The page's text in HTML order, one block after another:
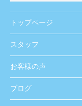
トップページ
スタッフ
お客様の声
ブログ